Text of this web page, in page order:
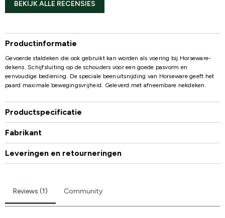
BEKIJK ALLE RECENSIES
Productinformatie
Gevoerde staldeken die ook gebruikt kan worden als voering bij Horseware-
dekens. Schijfsluiting op de schouders voor een goede pasvorm en
eenvoudige bediening. De speciale beenuitsnijding van Horseware geeft het
paard maximale bewegingsvrijheid. Geleverd met afneembare nekdeken.
Productspecificatie
Fabrikant
Leveringen en retourneringen
Reviews (1) Community